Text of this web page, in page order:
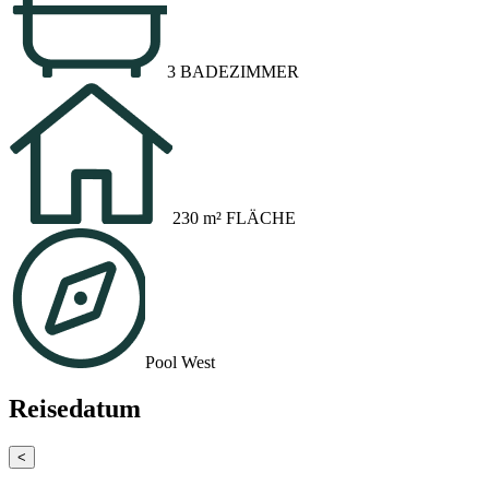
3 BADEZIMMER
230 m² FLÄCHE
Pool West
Reisedatum
<